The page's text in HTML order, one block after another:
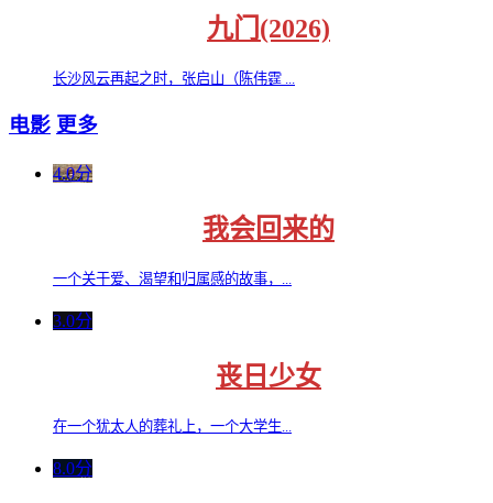
九门(2026)
长沙风云再起之时，张启山（陈伟霆 ...
电影 更多
4.0分
我会回来的
一个关于爱、渴望和归属感的故事，...
3.0分
丧日少女
在一个犹太人的葬礼上，一个大学生...
8.0分